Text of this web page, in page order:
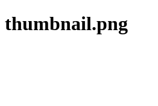
thumbnail.png